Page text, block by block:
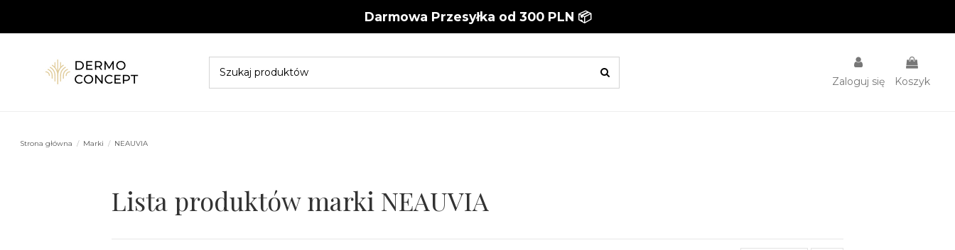
Darmowa Przesyłka od 300 PLN 📦
Zaloguj się Koszyk
Strona główna Marki NEAUVIA
Lista produktów marki NEAUVIA